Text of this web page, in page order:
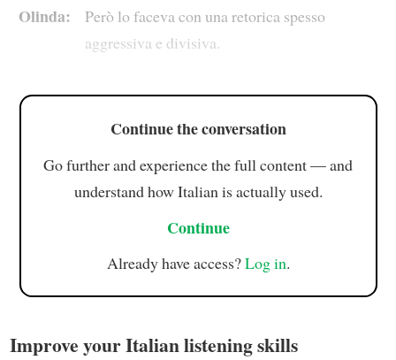
Olinda:
Però lo faceva con una retorica spesso
aggressiva e divisiva.
Continue the conversation
Go further and experience the full content — and
understand how Italian is actually used.
Continue
Already have access?Log in.
Improve your Italian listening skills